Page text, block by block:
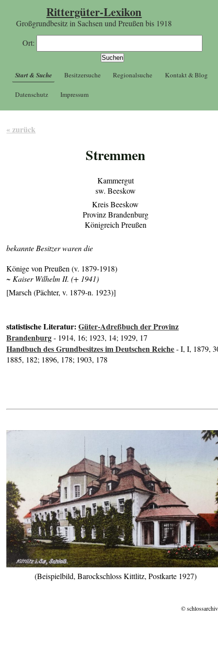
Rittergüter-Lexikon
Großgrundbesitz in Sachsen und Preußen bis 1918
Ort:
Start & Suche Besitzersuche Regionalsuche Kontakt & Blog
Datenschutz Impressum
« zurück
Stremmen
Kammergut
sw. Beeskow
Kreis Beeskow
Provinz Brandenburg
Königreich Preußen
bekannte Besitzer waren die
Könige von Preußen (v. 1879-1918)
~ Kaiser Wilhelm II. (+ 1941)
[Marsch (Pächter, v. 1879-n. 1923)]
statistische Literatur:Güter-Adreßbuch der Provinz
Brandenburg- 1914, 16; 1923, 14; 1929, 17
Handbuch des Grundbesitzes im Deutschen Reiche- I, I, 1879,
1885, 182; 1896, 178; 1903, 178
(Beispielbild, Barockschloss Kittlitz, Postkarte 1927)
©